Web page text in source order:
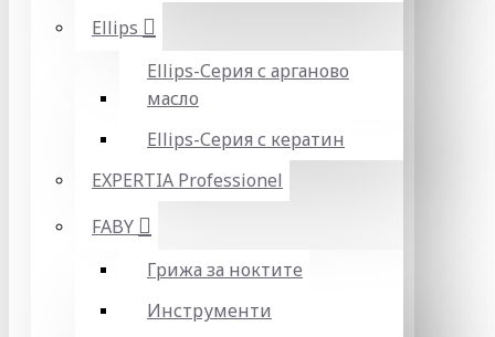
Ellips
Ellips-Серия с арганово
масло
Ellips-Серия с кератин
EXPERTIA Professionel
FABY
Грижа за ноктите
Инструменти